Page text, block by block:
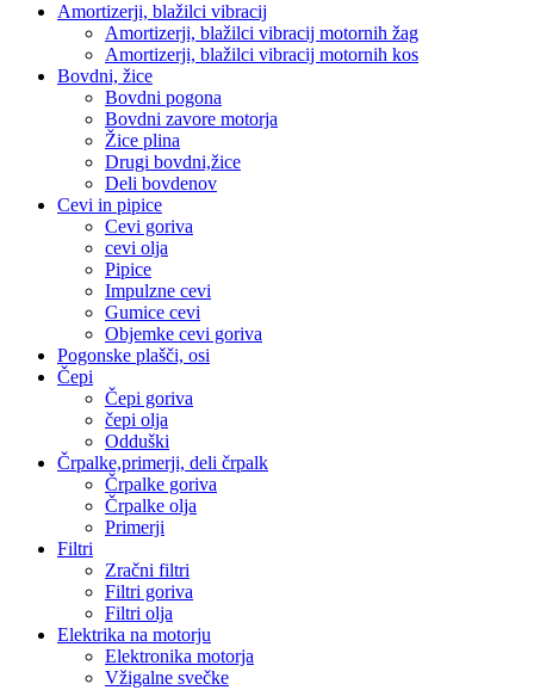
Amortizerji, blažilci vibracij
Amortizerji, blažilci vibracij motornih žag
Amortizerji, blažilci vibracij motornih kos
Bovdni, žice
Bovdni pogona
Bovdni zavore motorja
Žice plina
Drugi bovdni,žice
Deli bovdenov
Cevi in pipice
Cevi goriva
cevi olja
Pipice
Impulzne cevi
Gumice cevi
Objemke cevi goriva
Pogonske plašči, osi
Čepi
Čepi goriva
čepi olja
Odduški
Črpalke,primerji, deli črpalk
Črpalke goriva
Črpalke olja
Primerji
Filtri
Zračni filtri
Filtri goriva
Filtri olja
Elektrika na motorju
Elektronika motorja
Vžigalne svečke